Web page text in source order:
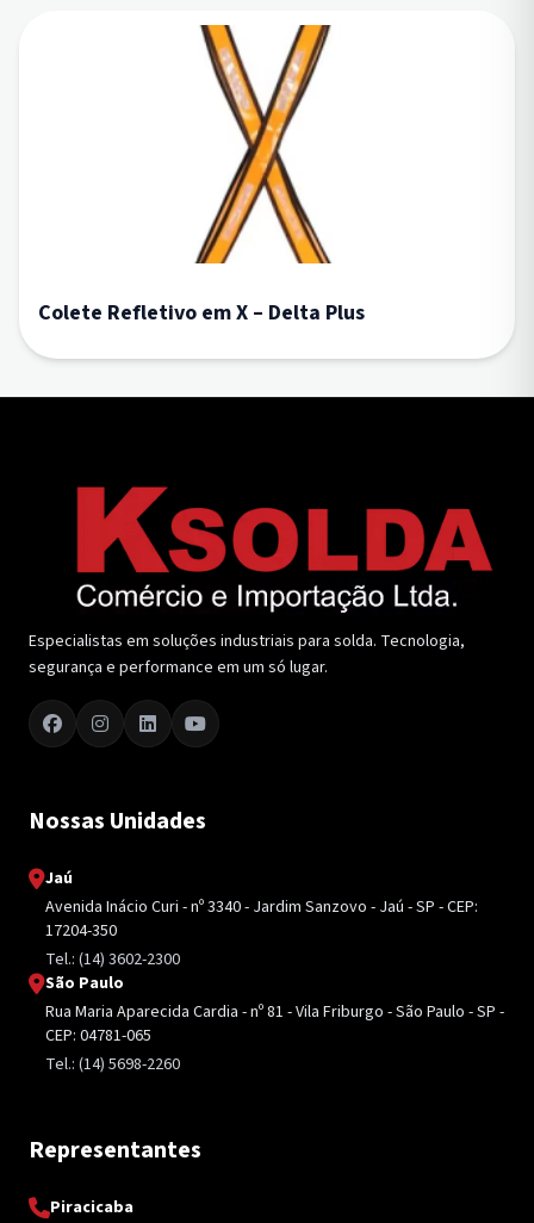
Colete Refletivo em X – Delta Plus
Especialistas em soluções industriais para solda. Tecnologia,
segurança e performance em um só lugar.
Nossas Unidades
Jaú
Avenida Inácio Curi - nº 3340 - Jardim Sanzovo - Jaú - SP - CEP:
17204-350
Tel.: (14) 3602-2300
São Paulo
Rua Maria Aparecida Cardia - nº 81 - Vila Friburgo - São Paulo - SP -
CEP: 04781-065
Tel.: (14) 5698-2260
Representantes
Piracicaba